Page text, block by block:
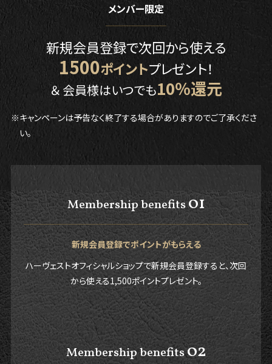
メンバー限定
新規会員登録で次回から使える
1500ポイントプレゼント！
＆ 会員様はいつでも10％還元
※キャンペーンは予告なく終了する場合がありますのでご了承くださ
い。
Membership benefits01
新規会員登録でポイントがもらえる
ハーヴェストオフィシャルショップで新規会員登録すると、次回
から使える1,500ポイントプレゼント。
Membership benefits02